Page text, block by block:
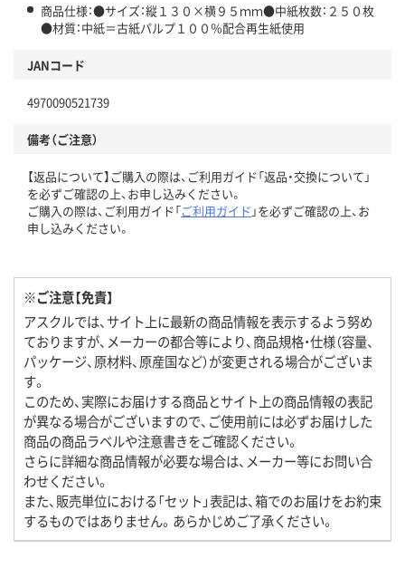
商品仕様：●サイズ：縦１３０×横９５ｍｍ●中紙枚数：２５０枚
●材質：中紙＝古紙パルプ１００％配合再生紙使用
JANコード
4970090521739
備考（ご注意）
【返品について】ご購入の際は、ご利用ガイド「返品・交換について」
を必ずご確認の上、お申し込みください。
ご購入の際は、ご利用ガイド「ご利用ガイド 」を必ずご確認の上、お
申し込みください。
※ご注意【免責】
アスクルでは、サイト上に最新の商品情報を表示するよう努め
ておりますが、メーカーの都合等により、商品規格・仕様（容量、
パッケージ、原材料、原産国など）が変更される場合がございま
す。
このため、実際にお届けする商品とサイト上の商品情報の表記
が異なる場合がございますので、ご使用前には必ずお届けした
商品の商品ラベルや注意書きをご確認ください。
さらに詳細な商品情報が必要な場合は、メーカー等にお問い合
わせください。
また、販売単位における「セット」表記は、箱でのお届けをお約束
するものではありません。あらかじめご了承ください。